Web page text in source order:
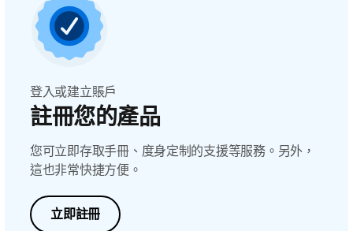
登入或建立賬戶
註冊您的產品
您可立即存取手冊、度身定制的支援等服務。另外，
這也非常快捷方便。
立即註冊